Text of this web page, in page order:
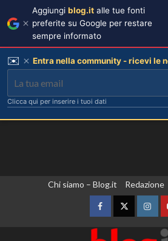
Chi siamo – Blog.it Redazione
FacebookTwitter
Aggiungi blog.it alle tue fonti
preferite su Google per restare
sempre informato
✉️ Entra nella community - ricevi le
Clicca qui per inserire i tuoi dati